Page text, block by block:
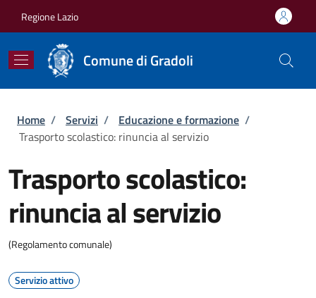
Regione Lazio
Comune di Gradoli
Briciole di pane
Home / Servizi / Educazione e formazione /
Trasporto scolastico: rinuncia al servizio
Trasporto scolastico:
rinuncia al servizio
(Regolamento comunale)
Servizio attivo